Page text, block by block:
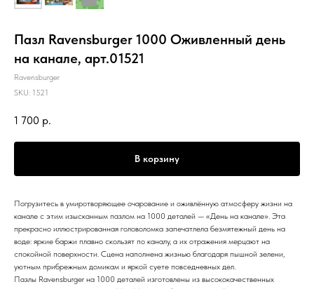
Пазл Ravensburger 1000 Оживленный день
на канале, арт.01521
Ravensburger
SKU: 1521
1 700 р.
В корзину
Погрузитесь в умиротворяющее очарование и оживлённую атмосферу жизни на
канале с этим изысканным пазлом на 1000 деталей — «День на канале». Эта
прекрасно иллюстрированная головоломка запечатлела безмятежный день на
воде: яркие баржи плавно скользят по каналу, а их отражения мерцают на
спокойной поверхности. Сцена наполнена жизнью благодаря пышной зелени,
уютным прибрежным домикам и яркой суете повседневных дел.
Пазлы Ravensburger на 1000 деталей изготовлены из высококачественных